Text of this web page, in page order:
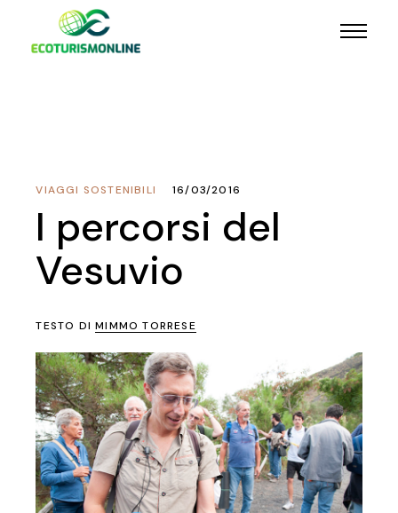
VIAGGI SOSTENIBILI 16/03/2016
I percorsi del
Vesuvio
TESTO DIMIMMO TORRESE